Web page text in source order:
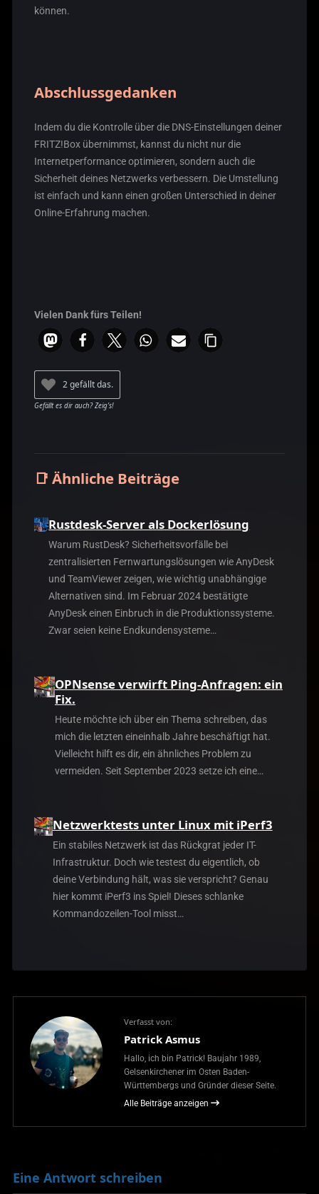
können.
Abschlussgedanken
Indem du die Kontrolle über die DNS-Einstellungen deiner
FRITZ!Box übernimmst, kannst du nicht nur die
Internetperformance optimieren, sondern auch die
Sicherheit deines Netzwerks verbessern. Die Umstellung
ist einfach und kann einen großen Unterschied in deiner
Online-Erfahrung machen.
Vielen Dank fürs Teilen!
2 gefällt das.
📑 Ähnliche Beiträge
Rustdesk-Server als Dockerlösung
Warum RustDesk? Sicherheitsvorfälle bei
zentralisierten Fernwartungslösungen wie AnyDesk
und TeamViewer zeigen, wie wichtig unabhängige
Alternativen sind. Im Februar 2024 bestätigte
AnyDesk einen Einbruch in die Produktionssysteme.
Zwar seien keine Endkundensysteme…
OPNsense verwirft Ping-Anfragen: ein
Fix.
Heute möchte ich über ein Thema schreiben, das
mich die letzten eineinhalb Jahre beschäftigt hat.
Vielleicht hilft es dir, ein ähnliches Problem zu
vermeiden. Seit September 2023 setze ich eine…
Netzwerktests unter Linux mit iPerf3
Ein stabiles Netzwerk ist das Rückgrat jeder IT-
Infrastruktur. Doch wie testest du eigentlich, ob
deine Verbindung hält, was sie verspricht? Genau
hier kommt iPerf3 ins Spiel! Dieses schlanke
Kommandozeilen-Tool misst…
Verfasst von:
Patrick Asmus
Hallo, ich bin Patrick! Baujahr 1989,
Gelsenkirchener im Osten Baden-
Württembergs und Gründer dieser Seite.
Alle Beiträge anzeigen
Eine Antwort schreiben